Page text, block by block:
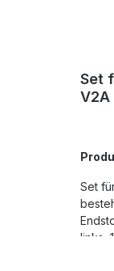
Set
V2A
Set
links,